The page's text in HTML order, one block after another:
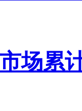
场累